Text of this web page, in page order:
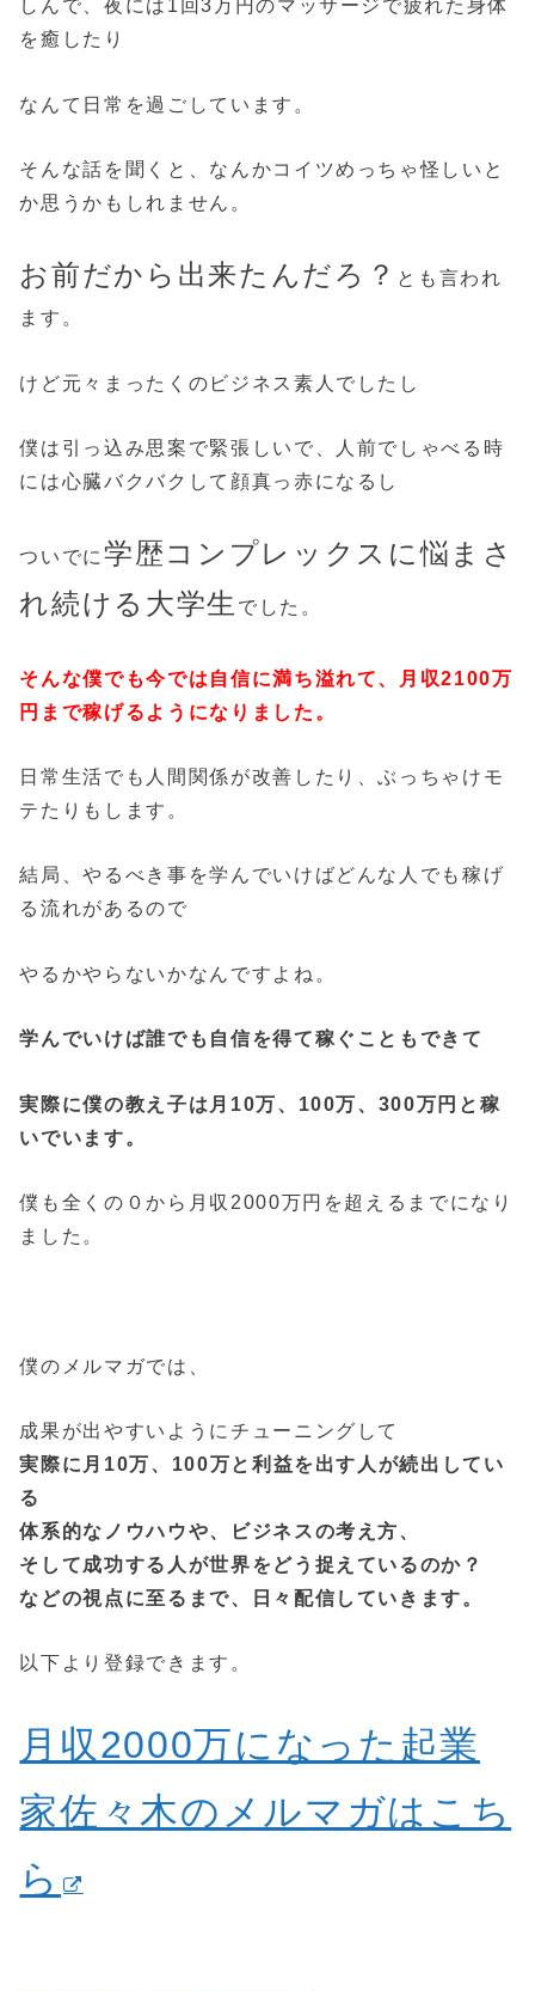
しんで、夜には1回3万円のマッサージで疲れた身体
を癒したり
なんて日常を過ごしています。
そんな話を聞くと、なんかコイツめっちゃ怪しいと
か思うかもしれません。
お前だから出来たんだろ？ とも言われ
ます。
けど元々まったくのビジネス素人でしたし
僕は引っ込み思案で緊張しいで、人前でしゃべる時
には心臓バクバクして顔真っ赤になるし
ついでに学歴コンプレックスに悩まさ
れ続ける大学生 でした。
そんな僕でも今では自信に満ち溢れて、月収2100万
円まで稼げるようになりました。
日常生活でも人間関係が改善したり、ぶっちゃけモ
テたりもします。
結局、やるべき事を学んでいけばどんな人でも稼げ
る流れがあるので
やるかやらないかなんですよね。
学んでいけば誰でも自信を得て稼ぐこともできて
実際に僕の教え子は月10万、100万、300万円と稼
いでいます。
僕も全くの０から月収2000万円を超えるまでになり
ました。
僕のメルマガでは、
成果が出やすいようにチューニングして
実際に月10万、100万と利益を出す人が続出してい
る
体系的なノウハウや、ビジネスの考え方、
そして成功する人が世界をどう捉えているのか？
などの視点に至るまで、日々配信していきます。
以下より登録できます。
月収2000万になった起業
家佐々木のメルマガはこち
ら